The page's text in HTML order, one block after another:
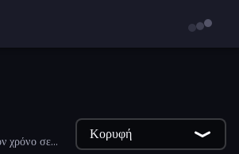
χρόνο σε
Κορυφή